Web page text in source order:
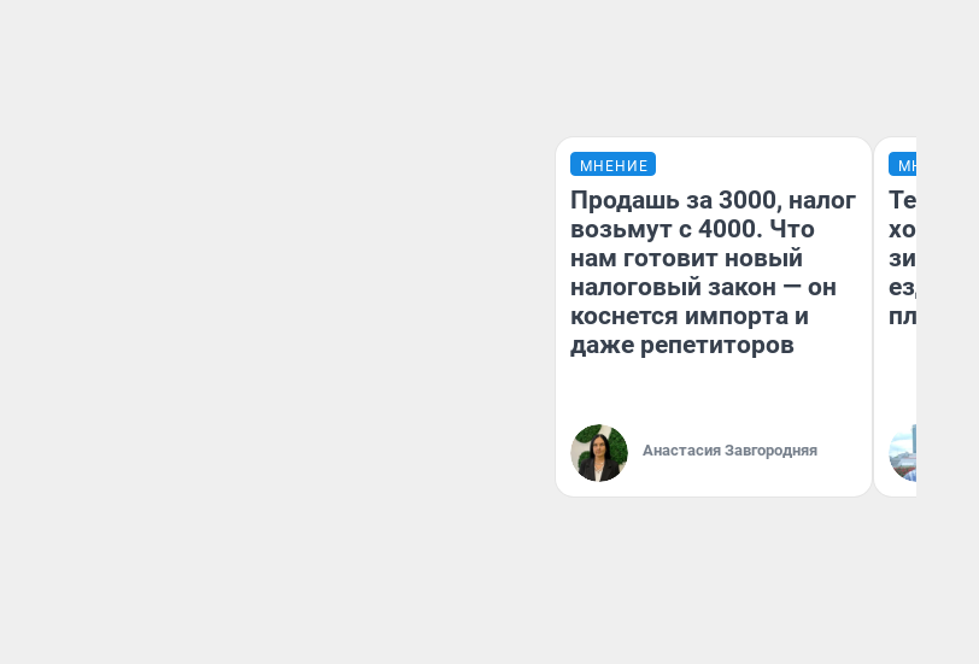
МНЕНИЕ
Продашь за 3000, налог
возьмут с 4000. Что
нам готовит новый
налоговый закон — он
коснется импорта и
даже репетиторов
Анастасия Завгородняя
МНЕНИЕ
Тепло
зимой.
ездит
плюсы